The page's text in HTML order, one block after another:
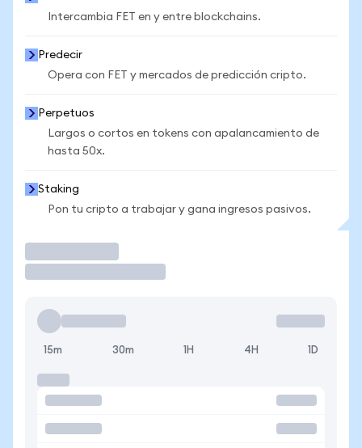
Intercambia FET en y entre blockchains.
Predecir
Opera con FET y mercados de predicción cripto.
Perpetuos
Largos o cortos en tokens con apalancamiento de
hasta 50x.
Staking
Pon tu cripto a trabajar y gana ingresos pasivos.
15m 30m 1H 4H 1D